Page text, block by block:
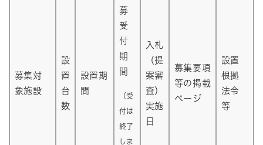
募集対
象施設
設
置
台
数
設置期
間
募
受
付
期
間
（受
付は
終了
しま
入札
（提
案審
査）
実施
日
募集要項
等の掲載
ページ
設置
根拠
法令
等